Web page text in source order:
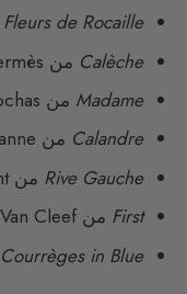
Fleurs de Rocaille
Calèche من Hermès عام 1961
Madame من Rochas عام 1969
Calandre من Paco Rabanne عام 1969
Rive Gauche من Saint Laurent عام 1971
First من Van Cleef عام 1976
Courrèges in Blue